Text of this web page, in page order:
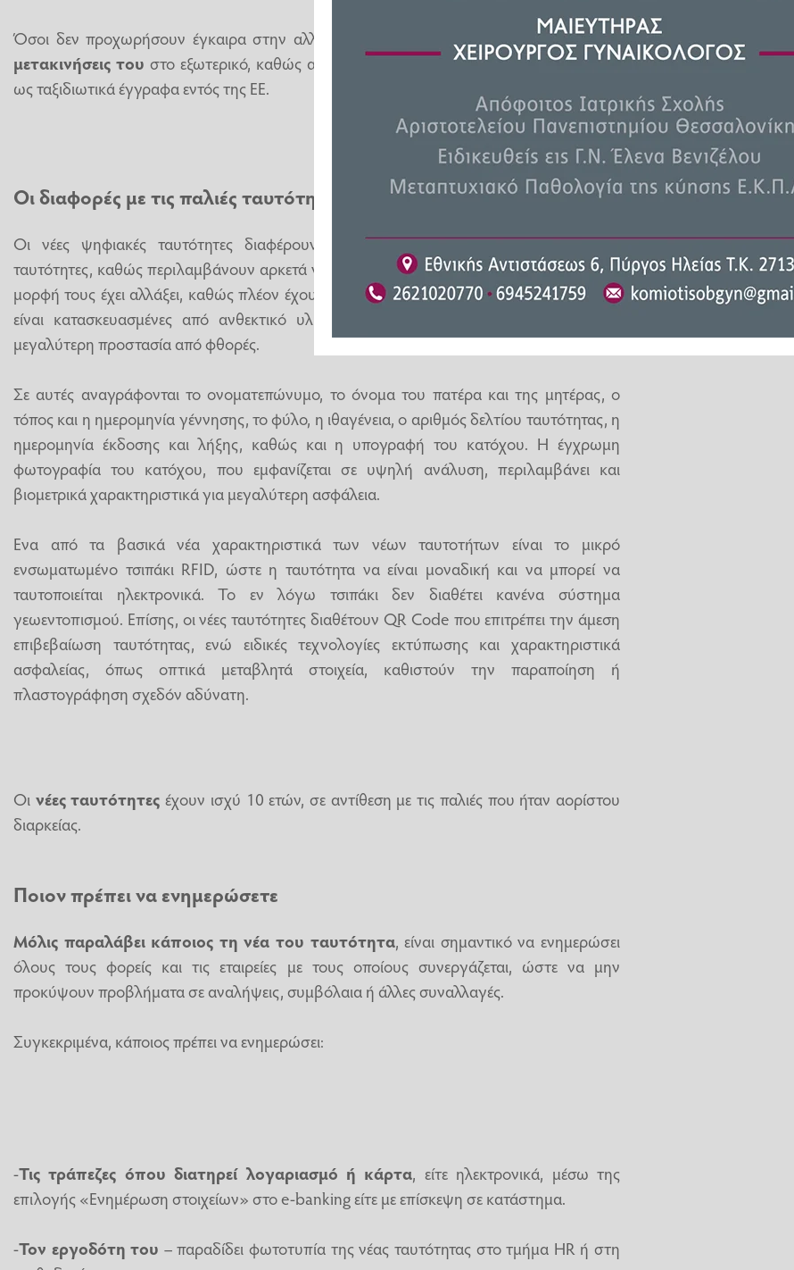
Όσοι δεν προχωρήσουν έγκαιρα στην αλλαγή,
θα χρειάζονται διαβατήριο για τις
μετακινήσεις του στο εξωτερικό, καθώς από τις 3 Αυγούστου δεν θα γίνονται δεκτές
ως ταξιδιωτικά έγγραφα εντός της ΕΕ.
Οι διαφορές με τις παλιές ταυτότητες
Οι νέες ψηφιακές ταυτότητες διαφέρουν σημαντικά από τις παλιές αστυνομικές
ταυτότητες, καθώς περιλαμβάνουν αρκετά νέα χαρακτηριστικά και βελτιώσεις. Αρχικά η
μορφή τους έχει αλλάξει, καθώς πλέον έχουν το μέγεθος πιστωτικής κάρτας (ID-1), ενώ
είναι κατασκευασμένες από ανθεκτικό υλικό (πολυκαρβονικό), το οποίο προσφέρει
μεγαλύτερη προστασία από φθορές.
Σε αυτές αναγράφονται το ονοματεπώνυμο, το όνομα του πατέρα και της μητέρας, ο
τόπος και η ημερομηνία γέννησης, το φύλο, η ιθαγένεια, ο αριθμός δελτίου ταυτότητας, η
ημερομηνία έκδοσης και λήξης, καθώς και η υπογραφή του κατόχου. Η έγχρωμη
φωτογραφία του κατόχου, που εμφανίζεται σε υψηλή ανάλυση, περιλαμβάνει και
βιομετρικά χαρακτηριστικά για μεγαλύτερη ασφάλεια.
Eνα από τα βασικά νέα χαρακτηριστικά των νέων ταυτοτήτων είναι το μικρό
ενσωματωμένο τσιπάκι RFID, ώστε η ταυτότητα να είναι μοναδική και να μπορεί να
ταυτοποιείται ηλεκτρονικά. Το εν λόγω τσιπάκι δεν διαθέτει κανένα σύστημα
γεωεντοπισμού. Επίσης, οι νέες ταυτότητες διαθέτουν QR Code που επιτρέπει την άμεση
επιβεβαίωση ταυτότητας, ενώ ειδικές τεχνολογίες εκτύπωσης και χαρακτηριστικά
ασφαλείας, όπως οπτικά μεταβλητά στοιχεία, καθιστούν την παραποίηση ή
πλαστογράφηση σχεδόν αδύνατη.
Οι νέες ταυτότητεςέχουν ισχύ 10 ετών, σε αντίθεση με τις παλιές που ήταν αορίστου
διαρκείας.
Ποιον πρέπει να ενημερώσετε
Μόλις παραλάβει κάποιος τη νέα του ταυτότητα, είναι σημαντικό να ενημερώσει
όλους τους φορείς και τις εταιρείες με τους οποίους συνεργάζεται, ώστε να μην
προκύψουν προβλήματα σε αναλήψεις, συμβόλαια ή άλλες συναλλαγές.
Συγκεκριμένα, κάποιος πρέπει να ενημερώσει:
-Τις τράπεζες όπου διατηρεί λογαριασμό ή κάρτα, είτε ηλεκτρονικά, μέσω της
επιλογής «Ενημέρωση στοιχείων» στο e-banking είτε με επίσκεψη σε κατάστημα.
-Τον εργοδότη του – παραδίδει φωτοτυπία της νέας ταυτότητας στο τμήμα HR ή στη